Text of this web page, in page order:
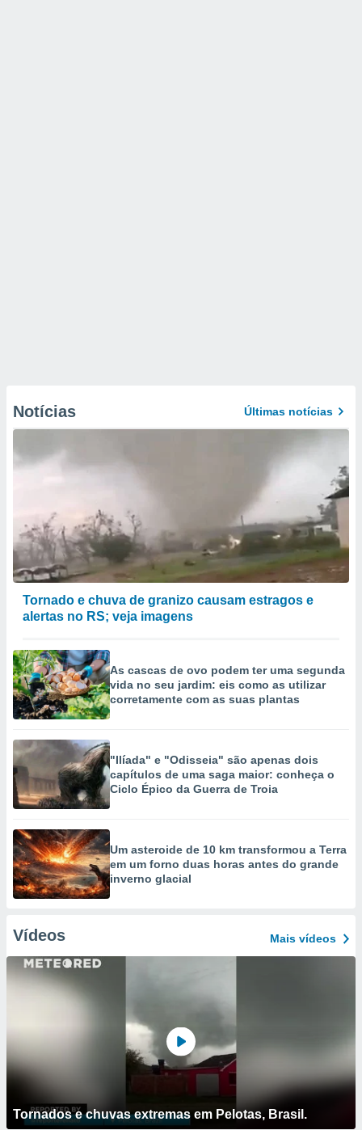
Notícias Últimas notícias
Tornado e chuva de granizo causam estragos e
alertas no RS; veja imagens
As cascas de ovo podem ter uma segunda
vida no seu jardim: eis como as utilizar
corretamente com as suas plantas
"Ilíada" e "Odisseia" são apenas dois
capítulos de uma saga maior: conheça o
Ciclo Épico da Guerra de Troia
Um asteroide de 10 km transformou a Terra
em um forno duas horas antes do grande
inverno glacial
Vídeos Mais vídeos
Tornados e chuvas extremas em Pelotas, Brasil.